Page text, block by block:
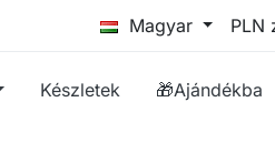
Magyar
Készletek 🎁Ajándékba